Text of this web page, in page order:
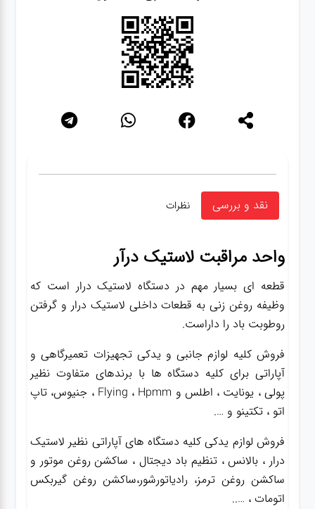
نقد و بررسی نظرات
واحد مراقبت لاستیک درآر
قطعه ای بسیار مهم در دستگاه لاستیک درار است که
وظیفه روغن زنی به قطعات داخلی لاستیک درار و گرفتن
روطوبت باد را داراست.
فروش کلیه لوازم جانبی و یدکی تجهیزات تعمیرگاهی و
آپاراتی برای کلیه دستگاه ها با برندهای متفاوت نظیر
پولی ، یونایت ، اطلس و Flying ، Hpmm ، جنیوس، تاپ
اتو ، تکتینو و ….
فروش لوازم یدکی کلیه دستگاه های آپاراتی نظیر لاستیک
درار ، بالانس ، تنظیم باد دیجتال ، ساکشن روغن موتور و
ساکشن روغن ترمز، رادیاتورشور،ساکشن روغن گیربکس
اتومات ، …..